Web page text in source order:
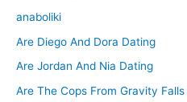
anaboliki
Are Diego And Dora Dating
Are Jordan And Nia Dating
Are The Cops From Gravity